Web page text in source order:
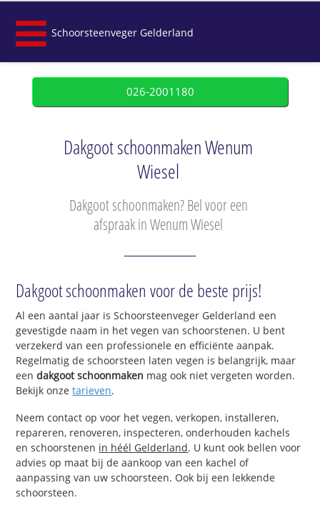
Schoorsteenveger Gelderland
026-2001180
Dakgoot schoonmaken Wenum
Wiesel
Dakgoot schoonmaken? Bel voor een
afspraak in Wenum Wiesel
Dakgoot schoonmaken voor de beste prijs!
Al een aantal jaar is Schoorsteenveger Gelderland een
gevestigde naam in het vegen van schoorstenen. U bent
verzekerd van een professionele en efficiënte aanpak.
Regelmatig de schoorsteen laten vegen is belangrijk, maar
eendakgoot schoonmaken mag ook niet vergeten worden.
Bekijk onzetarieven.
Neem contact op voor het vegen, verkopen, installeren,
repareren, renoveren, inspecteren, onderhouden kachels
en schoorstenen in héél Gelderland. U kunt ook bellen voor
advies op maat bij de aankoop van een kachel of
aanpassing van uw schoorsteen. Ook bij een lekkende
schoorsteen.